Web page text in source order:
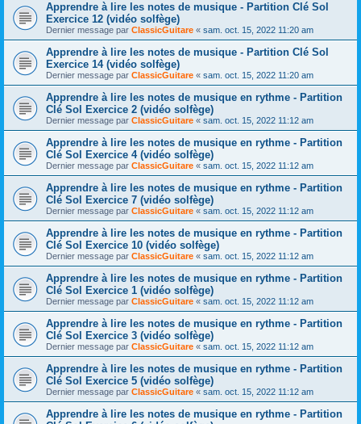
Apprendre à lire les notes de musique - Partition Clé Sol
Exercice 12 (vidéo solfège)
Dernier message par ClassicGuitare « sam. oct. 15, 2022 11:20 am
Apprendre à lire les notes de musique - Partition Clé Sol
Exercice 14 (vidéo solfège)
Dernier message par ClassicGuitare « sam. oct. 15, 2022 11:20 am
Apprendre à lire les notes de musique en rythme - Partition
Clé Sol Exercice 2 (vidéo solfège)
Dernier message par ClassicGuitare « sam. oct. 15, 2022 11:12 am
Apprendre à lire les notes de musique en rythme - Partition
Clé Sol Exercice 4 (vidéo solfège)
Dernier message par ClassicGuitare « sam. oct. 15, 2022 11:12 am
Apprendre à lire les notes de musique en rythme - Partition
Clé Sol Exercice 7 (vidéo solfège)
Dernier message par ClassicGuitare « sam. oct. 15, 2022 11:12 am
Apprendre à lire les notes de musique en rythme - Partition
Clé Sol Exercice 10 (vidéo solfège)
Dernier message par ClassicGuitare « sam. oct. 15, 2022 11:12 am
Apprendre à lire les notes de musique en rythme - Partition
Clé Sol Exercice 1 (vidéo solfège)
Dernier message par ClassicGuitare « sam. oct. 15, 2022 11:12 am
Apprendre à lire les notes de musique en rythme - Partition
Clé Sol Exercice 3 (vidéo solfège)
Dernier message par ClassicGuitare « sam. oct. 15, 2022 11:12 am
Apprendre à lire les notes de musique en rythme - Partition
Clé Sol Exercice 5 (vidéo solfège)
Dernier message par ClassicGuitare « sam. oct. 15, 2022 11:12 am
Apprendre à lire les notes de musique en rythme - Partition